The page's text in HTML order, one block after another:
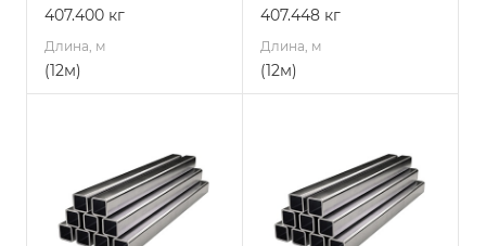
407.400 кг
Длина, м
(12м)
407.448 кг
Длина, м
(12м)